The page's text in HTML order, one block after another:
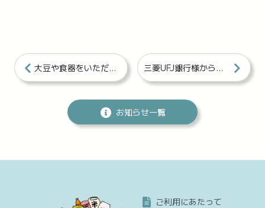
大豆や食器をいただきました 三菱UFJ銀行様から子ども食堂へ５０万円寄贈
お知らせ一覧
ご利用にあたって